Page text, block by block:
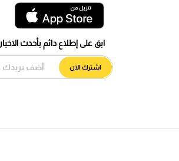
ابق على إطلاع دائم بأحدث الاخبار
اشترك الان